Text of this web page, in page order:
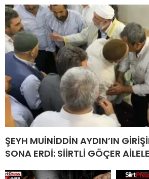
ŞEYH MUİNİDDİN AYDIN’IN
SONA ERDİ: SİİRTLİ GÖÇER